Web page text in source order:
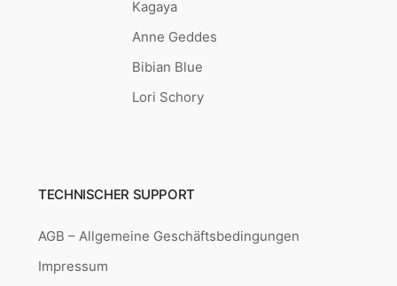
Kagaya
Anne Geddes
Bibian Blue
Lori Schory
TECHNISCHER SUPPORT
AGB – Allgemeine Geschäftsbedingungen
Impressum